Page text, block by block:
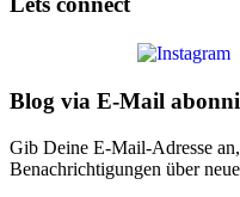
Blog via E-Mail
Gib Deine E-Mail-Adresse
Benachrichtigungen über